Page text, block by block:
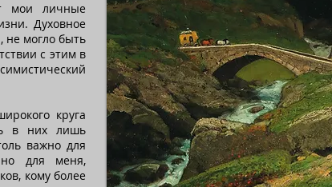
мои личные
Духовное
не могло быть
с этим в
круга
в них лишь
важно для
для меня,
кому более